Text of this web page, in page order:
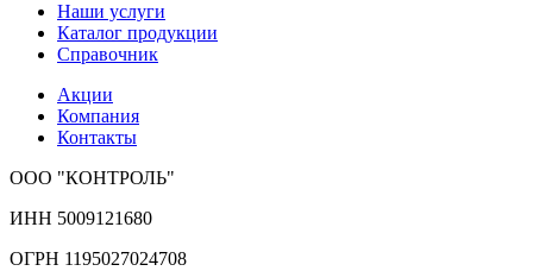
Наши услуги
Каталог продукции
Справочник
Акции
Компания
Контакты
ООО "КОНТРОЛЬ"
ИНН 5009121680
ОГРН 1195027024708